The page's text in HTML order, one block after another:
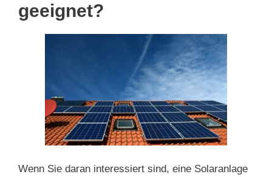
geeignet?
Wenn Sie daran interessiert sind, eine Solaranlage